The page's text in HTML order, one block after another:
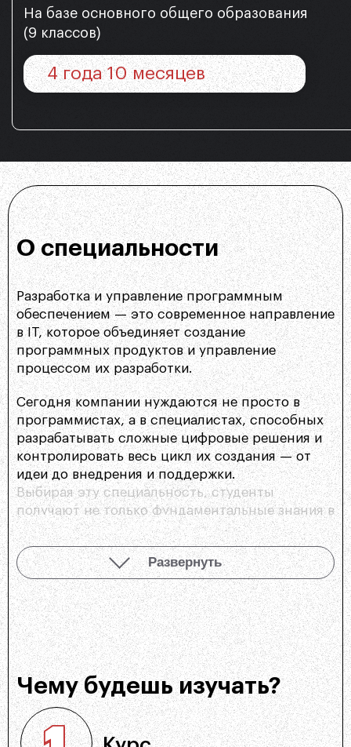
На базе основного общего образования
(9 классов)
4 года 10 месяцев
О специальности
Разработка и управление программным
обеспечением — это современное направление
в IT, которое объединяет создание
программных продуктов и управление
процессом их разработки.
Сегодня компании нуждаются не просто в
программистах, а в специалистах, способных
разрабатывать сложные цифровые решения и
контролировать весь цикл их создания — от
идеи до внедрения и поддержки.
Выбирая эту специальность, студенты
получают не только фундаментальные знания в
программировании, но и навыки
проектирования, анализа и управления IT-
проектами.
В процессе обучения изучаются ключевые
технологии разработки программного
обеспечения: языки программирования
(Python, Java, C++), базы данных, алгоритмы и
структуры данных, а также современные
подходы к созданию и тестированию
программных продуктов.
Особое внимание уделяется проектированию
Развернуть
Чему будешь изучать?